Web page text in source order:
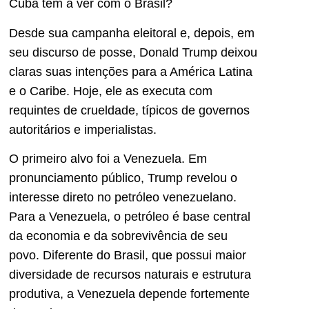
Cuba têm a ver com o Brasil?
Desde sua campanha eleitoral e, depois, em
seu discurso de posse, Donald Trump deixou
claras suas intenções para a América Latina
e o Caribe. Hoje, ele as executa com
requintes de crueldade, típicos de governos
autoritários e imperialistas.
O primeiro alvo foi a Venezuela. Em
pronunciamento público, Trump revelou o
interesse direto no petróleo venezuelano.
Para a Venezuela, o petróleo é base central
da economia e da sobrevivência de seu
povo. Diferente do Brasil, que possui maior
diversidade de recursos naturais e estrutura
produtiva, a Venezuela depende fortemente